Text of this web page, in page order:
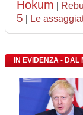
Hokum
5 Le
IN EVIDENZA -